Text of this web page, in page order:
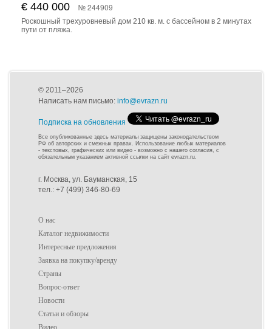
€ 440 000 № 244909
Роскошный трехуровневый дом 210 кв. м. с бассейном в 2 минутах
пути от пляжа.
© 2011–2026
Написать нам письмо: info@evrazn.ru
Подписка на обновления
Все опубликованные здесь материалы защищены законодательством
РФ об авторских и смежных правах. Использование любых материалов
- текстовых, графических или видео - возможно с нашего согласия, с
обязательным указанием активной ссылки на сайт evrazn.ru.
г. Москва, ул. Бауманская, 15
тел.: +7 (499) 346-80-69
О нас
Каталог недвижимости
Интересные предложения
Заявка на покупку/аренду
Страны
Вопрос-ответ
Новости
Статьи и обзоры
Видео